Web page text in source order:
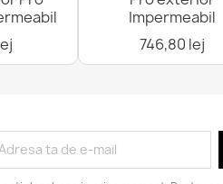
Impermeabil
746,80 lej